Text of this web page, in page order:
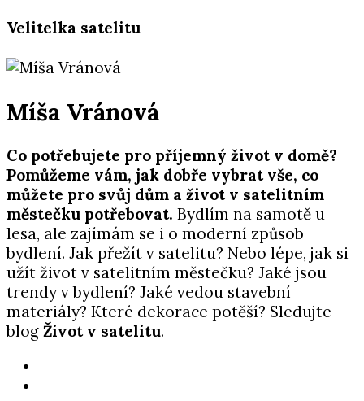
Velitelka satelitu
Míša Vránová
Co potřebujete pro příjemný život v domě?
Pomůžeme vám, jak dobře vybrat vše, co
můžete pro svůj dům a život v satelitním
městečku potřebovat. Bydlím na samotě u
lesa, ale zajímám se i o moderní způsob
bydlení. Jak přežít v satelitu? Nebo lépe, jak si
užít život v satelitním městečku? Jaké jsou
trendy v bydlení? Jaké vedou stavební
materiály? Které dekorace potěší? Sledujte
blog Život v satelitu.